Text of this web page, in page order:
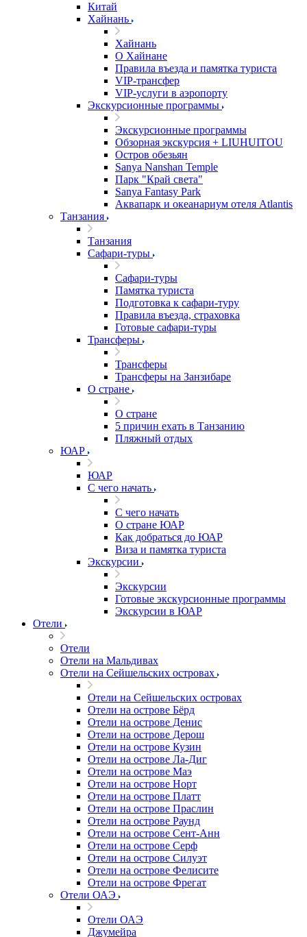
Китай
Хайнань
Хайнань
О Хайнане
Правила въезда и памятка туриста
VIP-трансфер
VIP-услуги в аэропорту
Экскурсионные программы
Экскурсионные программы
Обзорная экскурсия + LIUHUITOU
Остров обезьян
Sanya Nanshan Temple
Парк "Край света"
Sanya Fantasy Park
Аквапарк и океанариум отеля Atlantis
Танзания
Танзания
Сафари-туры
Сафари-туры
Памятка туриста
Подготовка к сафари-туру
Правила въезда, страховка
Готовые сафари-туры
Трансферы
Трансферы
Трансферы на Занзибаре
О стране
О стране
5 причин ехать в Танзанию
Пляжный отдых
ЮАР
ЮАР
С чего начать
С чего начать
О стране ЮАР
Как добраться до ЮАР
Виза и памятка туриста
Экскурсии
Экскурсии
Готовые экскурсионные программы
Экскурсии в ЮАР
Отели
Отели
Отели на Мальдивах
Отели на Сейшельских островах
Отели на Сейшельских островах
Отели на острове Бёрд
Отели на острове Денис
Отели на острове Дерош
Отели на острове Кузин
Отели на острове Ла-Диг
Отели на острове Маэ
Отели на острове Норт
Отели на острове Платт
Отели на острове Праслин
Отели на острове Раунд
Отели на острове Сент-Анн
Отели на острове Серф
Отели на острове Силуэт
Отели на острове Фелисите
Отели на острове Фрегат
Отели ОАЭ
Отели ОАЭ
Джумейра